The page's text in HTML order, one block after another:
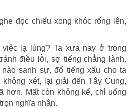
đọc chiếu xong khóc rống lên,
lạ lùng? Ta xưa nay ở trong
điều lỗi, sợ tiếng chẳng lành.
sanh sự, đổ tiếng xấu cho ta
xét, lại giải đến Tây Cung,
hơn. Mất còn không kể, chỉ uổng
nghĩa nhân.